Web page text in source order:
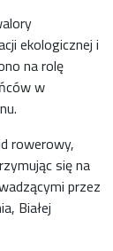
ekologicznej i
na rolę
w
rowerowy,
się na
przez
Białej